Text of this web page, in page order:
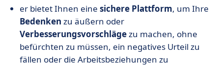
er bietet Ihnen eine sichere Plattform, um Ihre
Bedenken zu äußern oder
Verbesserungsvorschlägezu machen, ohne
befürchten zu müssen, ein negatives Urteil zu
fällen oder die Arbeitsbeziehungen zu